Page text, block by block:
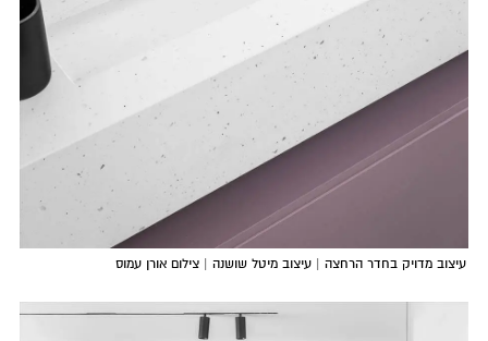
עיצוב מדויק בחדר הרחצה | עיצוב מיטל שושנה | צילום אורן עמוס